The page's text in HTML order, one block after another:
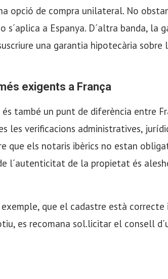
opció de compra unilateral. No
a Espanya. D´altra banda, la
una garantia hipotecària sobre
exigents a França
també un punt de diferència entre
les verificacions administratives,
que els notaris ibèrics no estan
l´autenticitat de la propietat és
exemple, que el cadastre està correcte
es recomana sol.licitar el consell